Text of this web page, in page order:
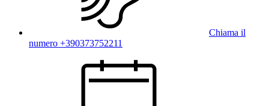
Chiama il
numero +390373752211